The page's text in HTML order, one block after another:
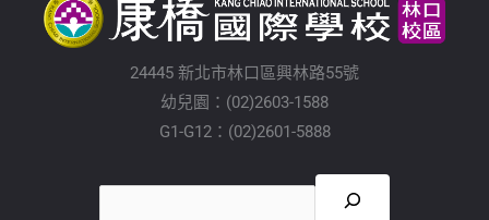
24445 新北市林口區興林路55號
幼兒園：(02)2603-1588
G1-G12：(02)2601-5888